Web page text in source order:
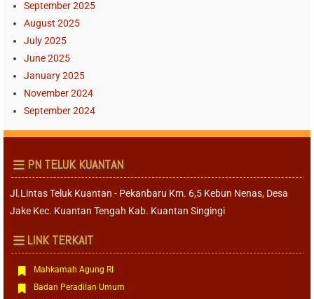
September 2025
August 2025
July 2025
June 2025
January 2025
November 2024
September 2024
PN TELUK KUANTAN
Jl.Lintas Teluk Kuantan - Pekanbaru Km. 6,5 Kebun Nenas, Desa
Jake Kec. Kuantan Tengah Kab. Kuantan Singingi
LINK TERKAIT
Mahkamah Agung RI
Badan Peradilan Umum